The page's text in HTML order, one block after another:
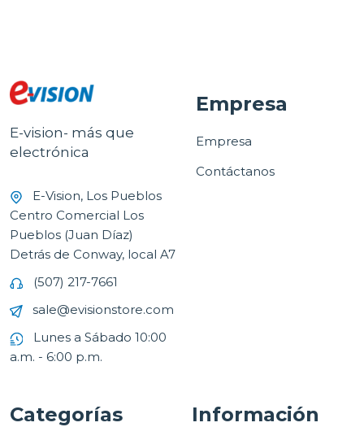
E-vision- más que
electrónica
E-Vision, Los Pueblos
Centro Comercial Los
Pueblos (Juan Díaz)
Detrás de Conway, local A7
(507) 217-7661
sale@evisionstore.com
Lunes a Sábado 10:00
a.m. - 6:00 p.m.
Empresa
Empresa
Contáctanos
Categorías Información